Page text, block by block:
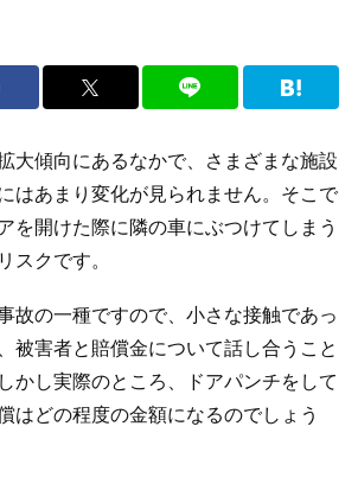
大傾向にあるなかで、さまざまな施設
はあまり変化が見られません。そこで
を開けた際に隣の車にぶつけてしまう
スクです。
故の一種ですので、小さな接触であっ
被害者と賠償金について話し合うこと
かし実際のところ、ドアパンチをして
はどの程度の金額になるのでしょう